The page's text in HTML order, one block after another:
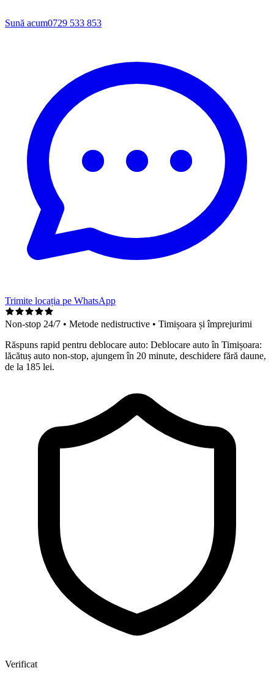
Sună acum0729 533 853
Trimite locația pe WhatsApp
Non-stop 24/7 • Metode nedistructive • Timișoara și împrejurimi
Răspuns rapid pentru deblocare auto: Deblocare auto în Timișoara:
lăcătuș auto non-stop, ajungem în 20 minute, deschidere fără daune,
de la 185 lei.
Verificat